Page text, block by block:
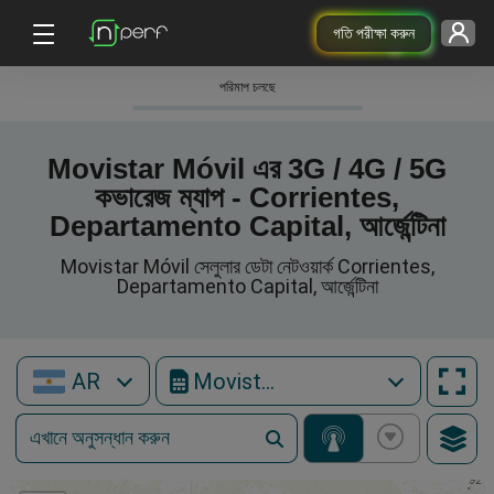
গতি পরীক্ষা করুন
পরিমাপ চলছে
Movistar Móvil এর 3G / 4G / 5G
কভারেজ ম্যাপ - Corrientes,
Departamento Capital, আর্জেন্টিনা
Movistar Móvil সেলুলার ডেটা নেটওয়ার্ক Corrientes,
Departamento Capital, আর্জেন্টিনা
AR Movistar Móvil